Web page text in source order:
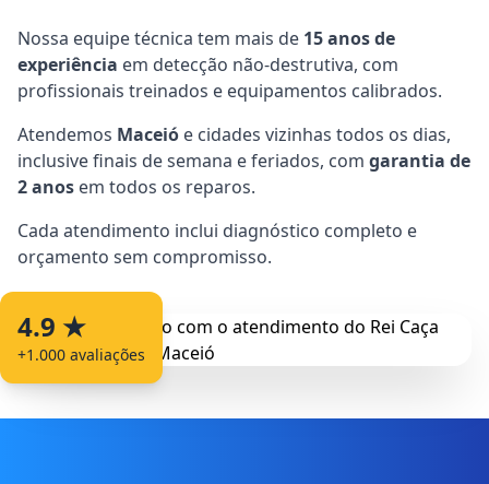
4.9 ★
+1.000 avaliações
Nossa equipe técnica tem mais de 15 anos de
experiência em detecção não-destrutiva, com
profissionais treinados e equipamentos calibrados.
Atendemos Maceió e cidades vizinhas todos os dias,
inclusive finais de semana e feriados, com garantia de
2 anos em todos os reparos.
Cada atendimento inclui diagnóstico completo e
orçamento sem compromisso.